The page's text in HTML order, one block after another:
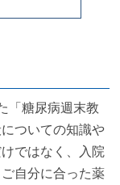
「糖尿病週末教
ついての知識や
ではなく、入院
自分に合った薬